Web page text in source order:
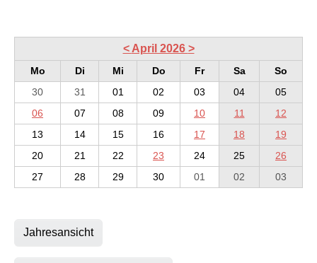
< April 2026 >
Mo Di Mi Do Fr Sa
So
30
31 01 02 03 04
05
06
07 08 09 10 11
12
13
14 15 16 17 18
19
20
21 22 23 24 25
26
27
28 29 30 01 02 03
Jahresansicht